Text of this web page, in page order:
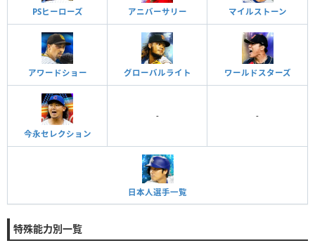
PSヒーローズ アニバーサリー マイルストーン
アワードショー グローバルライト ワールドスターズ
今永セレクション
- -
日本人選手一覧
特殊能力別一覧